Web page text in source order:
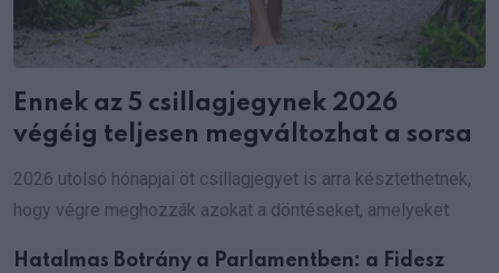
Ennek az 5 csillagjegynek 2026
végéig teljesen megváltozhat a sorsa
2026 utolsó hónapjai öt csillagjegyet is arra késztethetnek,
hogy végre meghozzák azokat a döntéseket, amelyeket
Hatalmas Botrány a Parlamentben: a Fidesz